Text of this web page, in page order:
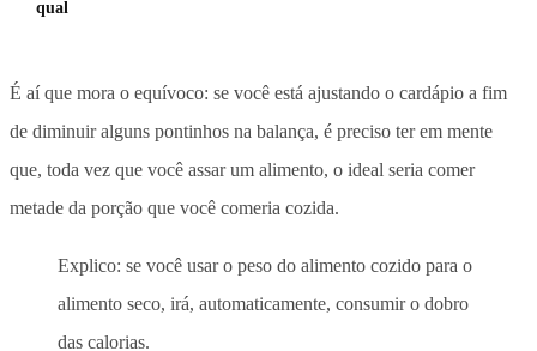
qual
É aí que mora o equívoco: se você está ajustando o cardápio a fim
de diminuir alguns pontinhos na balança, é preciso ter em mente
que, toda vez que você assar um alimento, o ideal seria comer
metade da porção que você comeria cozida.
Explico: se você usar o peso do alimento cozido para o
alimento seco, irá, automaticamente, consumir o dobro
das calorias.